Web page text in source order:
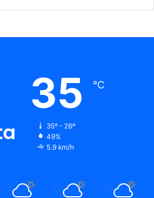
35 ℃
35º - 26º
49%
5.9 km/h